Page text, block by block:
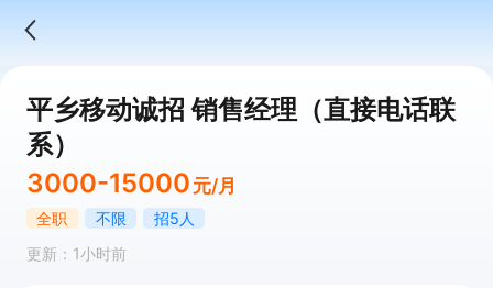
平乡移动诚招 销售经理（直接电话联
系）
3000-15000 元/月
全职 不限
招5人
更新：1小时前